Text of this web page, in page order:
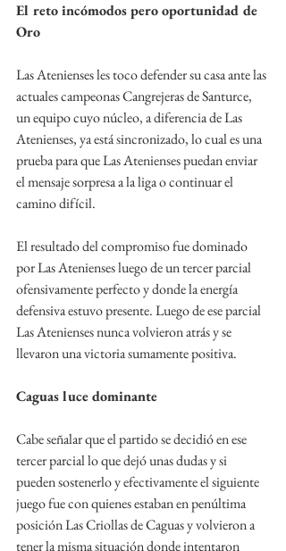
El reto incómodos pero oportunidad de
Oro
Las Atenienses les toco defender su casa ante las
actuales campeonas Cangrejeras de Santurce,
un equipo cuyo núcleo, a diferencia de Las
Atenienses, ya está sincronizado, lo cual es una
prueba para que Las Atenienses puedan enviar
el mensaje sorpresa a la liga o continuar el
camino difícil.
El resultado del compromiso fue dominado
por Las Atenienses luego de un tercer parcial
ofensivamente perfecto y donde la energía
defensiva estuvo presente. Luego de ese parcial
Las Atenienses nunca volvieron atrás y se
llevaron una victoria sumamente positiva.
Caguas luce dominante
Cabe señalar que el partido se decidió en ese
tercer parcial lo que dejó unas dudas y si
pueden sostenerlo y efectivamente el siguiente
juego fue con quienes estaban en penúltima
posición Las Criollas de Caguas y volvieron a
tener la misma situación donde intentaron